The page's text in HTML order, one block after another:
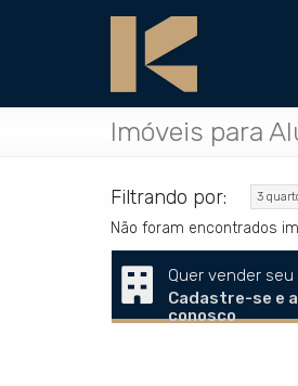
Imóveis para
Filtrando por: 3
Não foram encontrados
Quer vender seu
Cadastre-se e
conosco